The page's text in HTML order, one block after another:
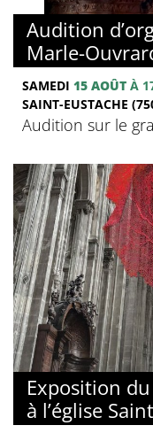
Audition
Marle-
SAMEDI 15 AOÛT À
SAINT-EUSTACHE
Audition sur le
Exposition
à l’église